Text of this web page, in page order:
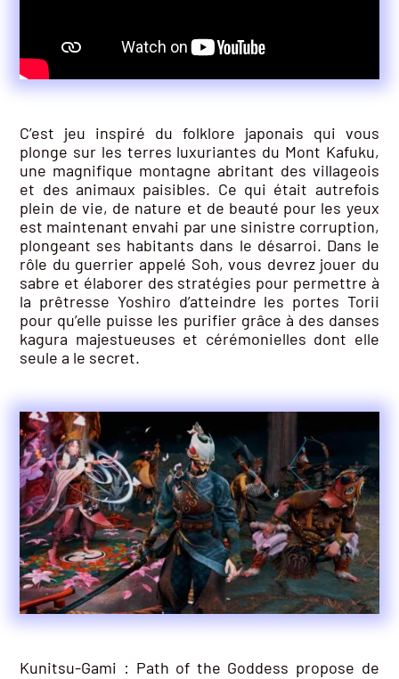
C’est jeu inspiré du folklore japonais qui vous
plonge sur les terres luxuriantes du Mont Kafuku,
une magnifique montagne abritant des villageois
et des animaux paisibles. Ce qui était autrefois
plein de vie, de nature et de beauté pour les yeux
est maintenant envahi par une sinistre corruption,
plongeant ses habitants dans le désarroi. Dans le
rôle du guerrier appelé Soh, vous devrez jouer du
sabre et élaborer des stratégies pour permettre à
la prêtresse Yoshiro d’atteindre les portes Torii
pour qu’elle puisse les purifier grâce à des danses
kagura majestueuses et cérémonielles dont elle
seule a le secret.
Kunitsu-Gami : Path of the Goddess propose de